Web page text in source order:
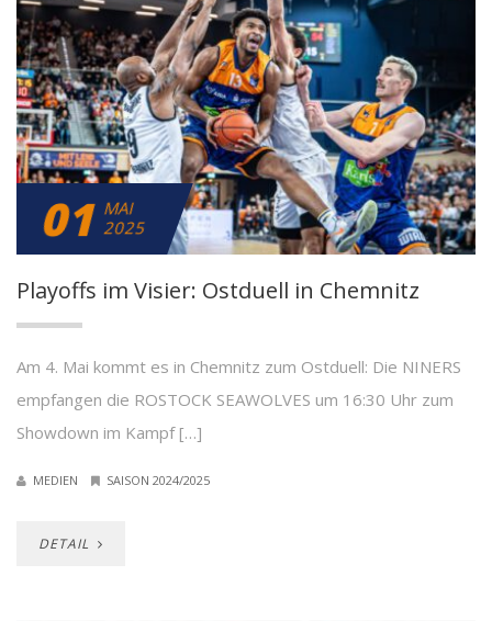
01 MAI
2025
Playoffs im Visier: Ostduell in Chemnitz
Am 4. Mai kommt es in Chemnitz zum Ostduell: Die NINERS
empfangen die ROSTOCK SEAWOLVES um 16:30 Uhr zum
Showdown im Kampf […]
MEDIEN SAISON 2024/2025
DETAIL